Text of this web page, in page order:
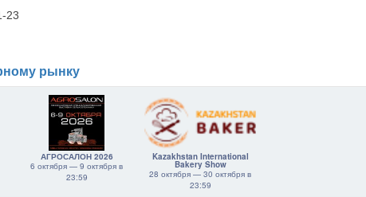
23
рынку
АГРОСАЛОН 2026
6 октября — 9 октября в
23:59
Kazakhstan International
Bakery Show
28 октября — 30 октября в
23:59